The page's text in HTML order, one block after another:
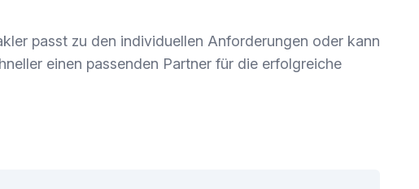
passt zu den individuellen Anforderungen oder kann
einen passenden Partner für die erfolgreiche